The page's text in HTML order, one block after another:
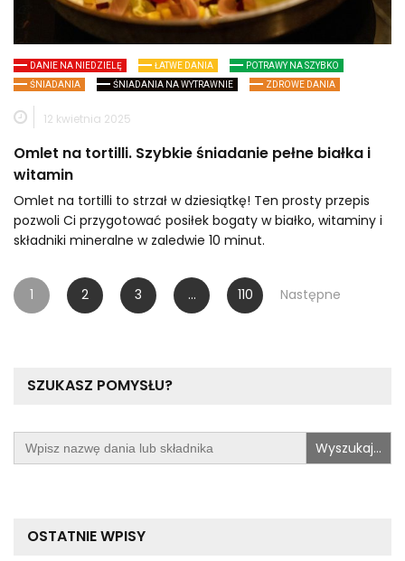
DANIE NA NIEDZIELĘ ŁATWE DANIA
POTRAWY NA SZYBKO
ŚNIADANIA
ŚNIADANIA NA WYTRAWNIE ZDROWE DANIA
12 kwietnia 2025
Omlet na tortilli. Szybkie śniadanie pełne białka i
witamin
Omlet na tortilli to strzał w dziesiątkę! Ten prosty przepis
pozwoli Ci przygotować posiłek bogaty w białko, witaminy i
składniki mineralne w zaledwie 10 minut.
Stronicowanie
wpisów
1 2 3 … 110 Następne
SZUKASZ POMYSŁU?
Search
for:
OSTATNIE WPISY